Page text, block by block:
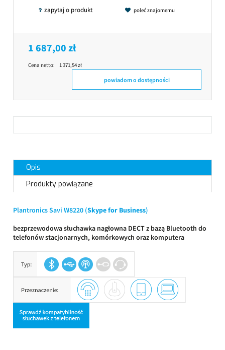
zapytaj o produkt poleć znajomemu
1 687,00 zł
Cena netto: 1 371,54 zł
powiadom o dostępności
Opis
Produkty powiązane
Plantronics Savi W8220 (Skype for Business)
bezprzewodowa słuchawka nagłowna DECT z bazą Bluetooth do
telefonów stacjonarnych, komórkowych oraz komputera